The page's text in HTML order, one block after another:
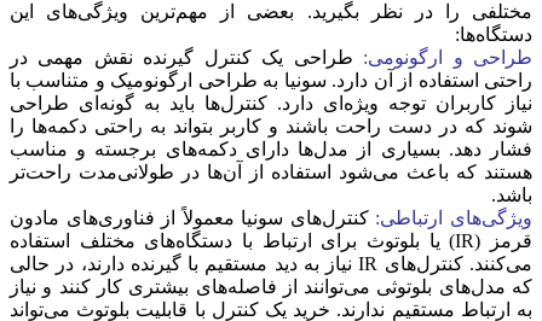
مختلفی را در نظر بگیرید. بعضی از مهم‌ترین ویژگی‌های این
دستگاه‌ها:
طراحی و ارگونومی: طراحی یک کنترل گیرنده نقش مهمی در
راحتی استفاده از آن دارد. سونیا به طراحی ارگونومیک و متناسب با
نیاز کاربران توجه ویژه‌ای دارد. کنترل‌ها باید به گونه‌ای طراحی
شوند که در دست راحت باشند و کاربر بتواند به راحتی دکمه‌ها را
فشار دهد. بسیاری از مدل‌ها دارای دکمه‌های برجسته و مناسب
هستند که باعث می‌شود استفاده از آن‌ها در طولانی‌مدت راحت‌تر
باشد.
ویژگی‌های ارتباطی:کنترل‌های سونیا معمولاً از فناوری‌های مادون
قرمز (IR) یا بلوتوث برای ارتباط با دستگاه‌های مختلف استفاده
می‌کنند. کنترل‌های IR نیاز به دید مستقیم با گیرنده دارند، در حالی
که مدل‌های بلوتوثی می‌توانند از فاصله‌های بیشتری کار کنند و نیاز
به ارتباط مستقیم ندارند. خرید یک کنترل با قابلیت بلوتوث می‌تواند